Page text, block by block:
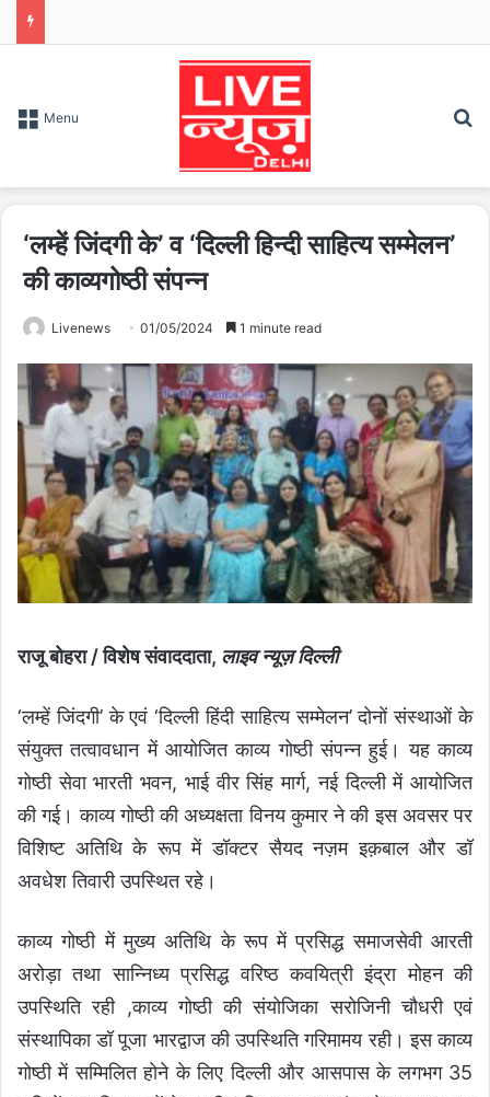
Menu
‘लम्हें जिंदगी के’ व ‘दिल्ली हिन्दी साहित्य सम्मेलन’
की काव्यगोष्ठी संपन्न
Livenews 01/05/2024 1 minute read
राजू बोहरा / विशेष संवाददाता, लाइव न्यूज़ दिल्ली
‘लम्हें जिंदगी’ के एवं ‘दिल्ली हिंदी साहित्य सम्मेलन’ दोनों संस्थाओं के
संयुक्त तत्वावधान में आयोजित काव्य गोष्ठी संपन्न हुई। यह काव्य
गोष्ठी सेवा भारती भवन, भाई वीर सिंह मार्ग, नई दिल्ली में आयोजित
की गई। काव्य गोष्ठी की अध्यक्षता विनय कुमार ने की इस अवसर पर
विशिष्ट अतिथि के रूप में डॉक्टर सैयद नज़म इक़बाल और डॉ
अवधेश तिवारी उपस्थित रहे।
काव्य गोष्ठी में मुख्य अतिथि के रूप में प्रसिद्ध समाजसेवी आरती
अरोड़ा तथा सान्निध्य प्रसिद्ध वरिष्ठ कवयित्री इंद्रा मोहन की
उपस्थिति रही ,काव्य गोष्ठी की संयोजिका सरोजिनी चौधरी एवं
संस्थापिका डॉ पूजा भारद्वाज की उपस्थिति गरिमामय रही। इस काव्य
गोष्ठी में सम्मिलित होने के लिए दिल्ली और आसपास के लगभग 35